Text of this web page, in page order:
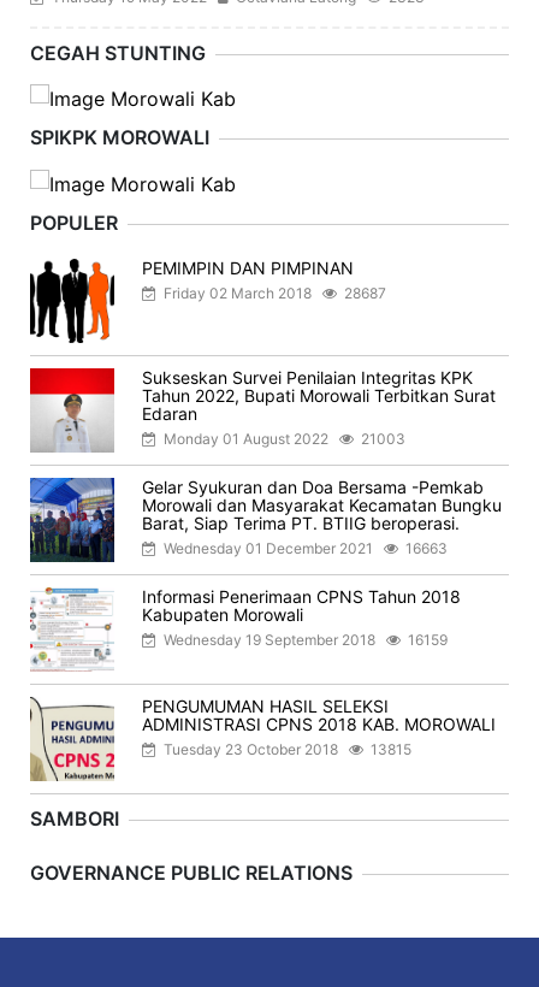
CEGAH STUNTING
SPIKPK MOROWALI
POPULER
PEMIMPIN DAN PIMPINAN
Friday 02 March 2018 28687
Sukseskan Survei Penilaian Integritas KPK
Tahun 2022, Bupati Morowali Terbitkan Surat
Edaran
Monday 01 August 2022 21003
Gelar Syukuran dan Doa Bersama -Pemkab
Morowali dan Masyarakat Kecamatan Bungku
Barat, Siap Terima PT. BTIIG beroperasi.
Wednesday 01 December 2021 16663
Informasi Penerimaan CPNS Tahun 2018
Kabupaten Morowali
Wednesday 19 September 2018 16159
PENGUMUMAN HASIL SELEKSI
ADMINISTRASI CPNS 2018 KAB. MOROWALI
Tuesday 23 October 2018 13815
SAMBORI
Previous
GOVERNANCE PUBLIC RELATIONS